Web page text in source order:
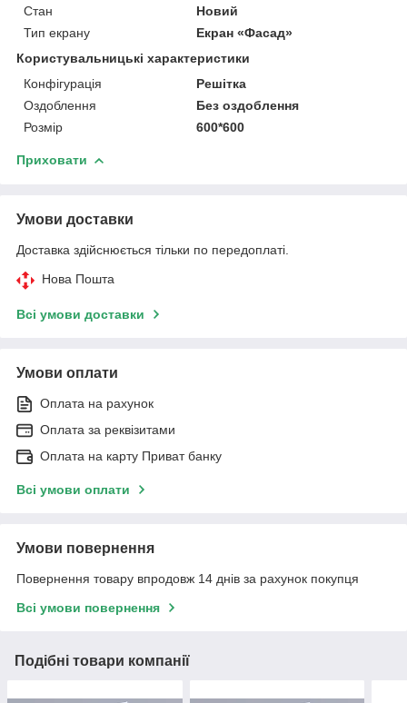
Стан
Новий
Тип екрану
Екран «Фасад»
Користувальницькі характеристики
Конфігурація
Решітка
Оздоблення
Без оздоблення
Розмір
600*600
Приховати
Умови доставки
Доставка здійснюється тільки по передоплаті.
Нова Пошта
Всі умови доставки
Умови оплати
Оплата на рахунок
Оплата за реквізитами
Оплата на карту Приват банку
Всі умови оплати
Умови повернення
Повернення товару впродовж 14 днів за рахунок покупця
Всі умови повернення
Подібні товари компанії